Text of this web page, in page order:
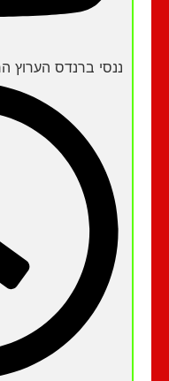
ננסי ברנדס הערוץ הרשמי